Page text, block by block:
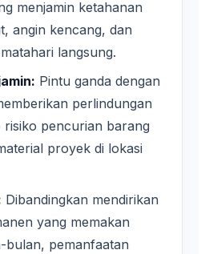
menjamin ketahanan
angin kencang, dan
langsung.
Pintu ganda dengan
perlindungan
pencurian barang
proyek di lokasi
Dibandingkan mendirikan
yang memakan
pemanfaatan